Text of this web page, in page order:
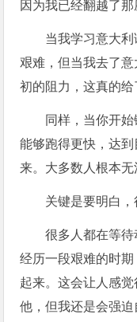
因为我已经翻越了
当我学习意大
艰难，但当我去了
初的阻力，这真的给
同样，当你开
能够跑得更快，达
来。大多数人根本无
关键是要明白，
很多人都在等
经历一段艰难的时
起来。这会让人感
他，但我还是会强